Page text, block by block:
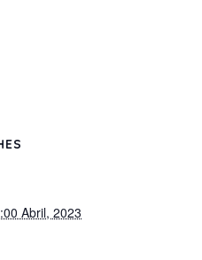
Abril, 2023